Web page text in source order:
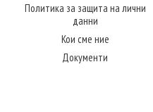
Политика за защита на лични
данни
Кои сме ние
Документи